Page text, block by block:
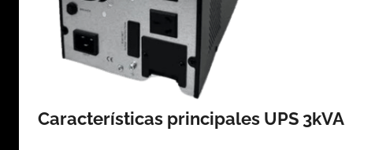
Características principales UPS 3kVA